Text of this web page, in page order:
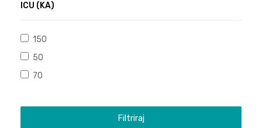
ICU (KA)
150
50
70
Filtriraj